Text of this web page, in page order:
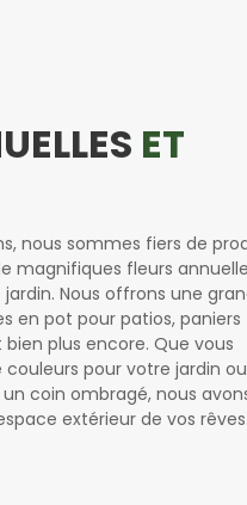
ET
nous sommes fiers de
magnifiques fleurs
Nous offrons une
en pot pour patios, paniers
plus encore. Que vous
pour votre jardin
coin ombragé, nous
extérieur de vos rêves.